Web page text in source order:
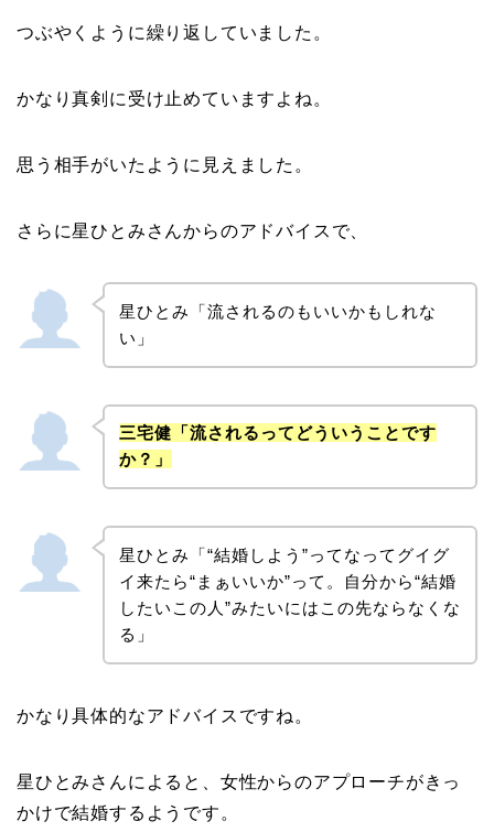
つぶやくように繰り返していました。
かなり真剣に受け止めていますよね。
思う相手がいたように見えました。
さらに星ひとみさんからのアドバイスで、
星ひとみ「流されるのもいいかもしれな
い」
三宅健「流されるってどういうことです
か？」
星ひとみ「“結婚しよう”ってなってグイグ
イ来たら“まぁいいか”って。自分から“結婚
したいこの人”みたいにはこの先ならなくな
る」
かなり具体的なアドバイスですね。
星ひとみさんによると、女性からのアプローチがきっ
かけで結婚するようです。